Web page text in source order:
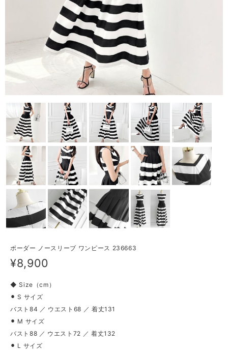
ボーダー ノースリーブ ワンピース 236663
¥8,900
◆ Size（cm）
⚫︎ S サイズ
バスト84 ／ ウエスト68 ／ 着丈131
⚫︎ M サイズ
バスト88 ／ ウエスト72 ／ 着丈132
⚫︎ L サイズ